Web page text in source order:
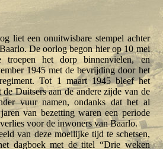
liet een onuitwisbare stempel achter
De oorlog begon hier op 10 mei
troepen het dorp binnenvielen, en
1945 met de bevrijding door het
Tot 1 maart 1945 bleef het
Duitsers aan de andere zijde van de
vuur namen, ondanks dat het al
van bezetting waren een periode
voor de inwoners van Baarlo.
van deze moeilijke tijd te schetsen,
dagboek met de titel “Drie weken